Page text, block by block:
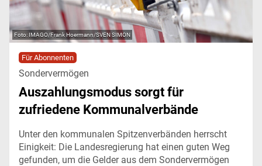
IMAGO/Frank Hoermann/SVEN SIMON
Für Abonnenten
Sondervermögen
Auszahlungsmodus sorgt für
zufriedene Kommunalverbände
Unter den kommunalen Spitzenverbänden herrscht
Einigkeit: Die Landesregierung hat einen guten Weg
gefunden, um die Gelder aus dem Sondervermögen